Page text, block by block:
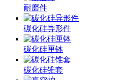
耐磨件
碳化硅异形件
碳化硅匣钵
碳化硅锥套